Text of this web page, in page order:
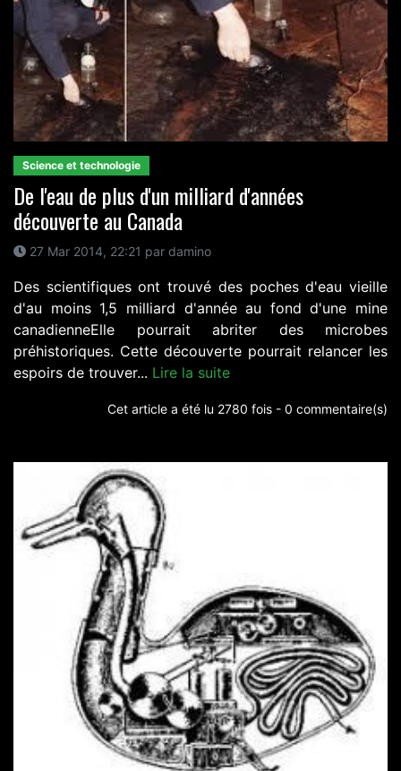
Science et technologie
De l'eau de plus d'un milliard d'années
découverte au Canada
27 Mar 2014, 22:21 par damino
Des scientifiques ont trouvé des poches d'eau vieille
d'au moins 1,5 milliard d'année au fond d'une mine
canadienneElle pourrait abriter des microbes
préhistoriques. Cette découverte pourrait relancer les
espoirs de trouver... Lire la suite
Cet article a été lu 2780 fois - 0 commentaire(s)